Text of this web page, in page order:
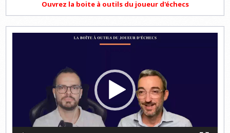
Ouvrez la boite à outils du joueur d'échecs